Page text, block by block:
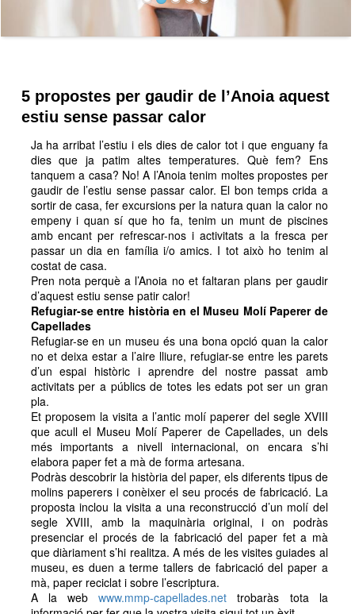
5 propostes per gaudir de l’Anoia aquest
estiu sense passar calor
Ja ha arribat l’estiu i els dies de calor tot i que enguany fa
dies que ja patim altes temperatures. Què fem? Ens
tanquem a casa? No! A l’Anoia tenim moltes propostes per
gaudir de l’estiu sense passar calor. El bon temps crida a
sortir de casa, fer excursions per la natura quan la calor no
empeny i quan sí que ho fa, tenim un munt de piscines
amb encant per refrescar-nos i activitats a la fresca per
passar un dia en família i/o amics. I tot això ho tenim al
costat de casa.
Pren nota perquè a l’Anoia no et faltaran plans per gaudir
d’aquest estiu sense patir calor!
Refugiar-se entre història en el Museu Molí Paperer de
Capellades
Refugiar-se en un museu és una bona opció quan la calor
no et deixa estar a l’aire lliure, refugiar-se entre les parets
d’un espai històric i aprendre del nostre passat amb
activitats per a públics de totes les edats pot ser un gran
pla.
Et proposem la visita a l’antic molí paperer del segle XVIII
que acull el Museu Molí Paperer de Capellades, un dels
més importants a nivell internacional, on encara s’hi
elabora paper fet a mà de forma artesana.
Podràs descobrir la història del paper, els diferents tipus de
molins paperers i conèixer el seu procés de fabricació. La
proposta inclou la visita a una reconstrucció d’un molí del
segle XVIII, amb la maquinària original, i on podràs
presenciar el procés de la fabricació del paper fet a mà
que diàriament s’hi realitza. A més de les visites guiades al
museu, es duen a terme tallers de fabricació del paper a
mà, paper reciclat i sobre l’escriptura.
A la webwww.mmp-capellades.net trobaràs tota la